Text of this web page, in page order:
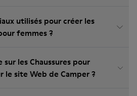
utilisés pour créer les
femmes ?
les Chaussures pour
le site Web de Camper ?